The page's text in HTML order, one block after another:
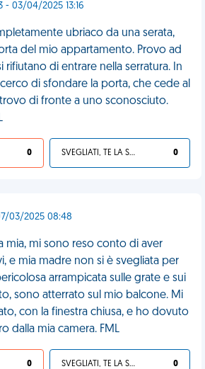
03/04/2025 13:16
ubriaco da una serata,
del mio appartamento. Provo ad
rifiutano di entrare nella serratura. In
di sfondare la porta, che cede al
di fronte a uno sconosciuto.
0 SVEGLIATI, TE LA SEI CERCATA! 0
03/2025 08:48
mia, mi sono reso conto di aver
e mia madre non si è svegliata per
arrampicata sulle grate e sui
sono atterrato sul mio balcone. Mi
con la finestra chiusa, e ho dovuto
dalla mia camera. FML
0 SVEGLIATI, TE LA SEI CERCATA! 0